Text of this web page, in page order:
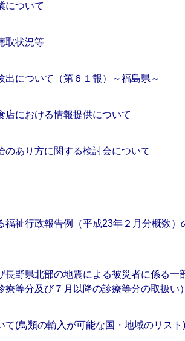
について
取状況等
出について（第６１報）～福島県～
店における情報提供について
のあり方に関する検討会について
福祉行政報告例（平成23年２月分概数）
長野県北部の地震による被災者に係る一
等分及び７月以降の診療等分の取扱い）
て(鳥類の輸入が可能な国・地域のリスト)